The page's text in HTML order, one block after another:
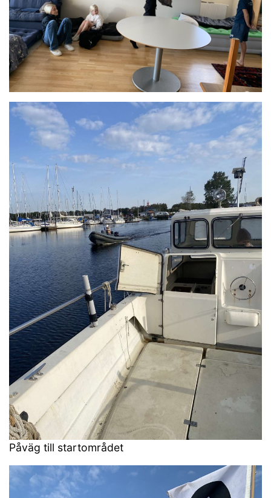
Påväg till startområdet